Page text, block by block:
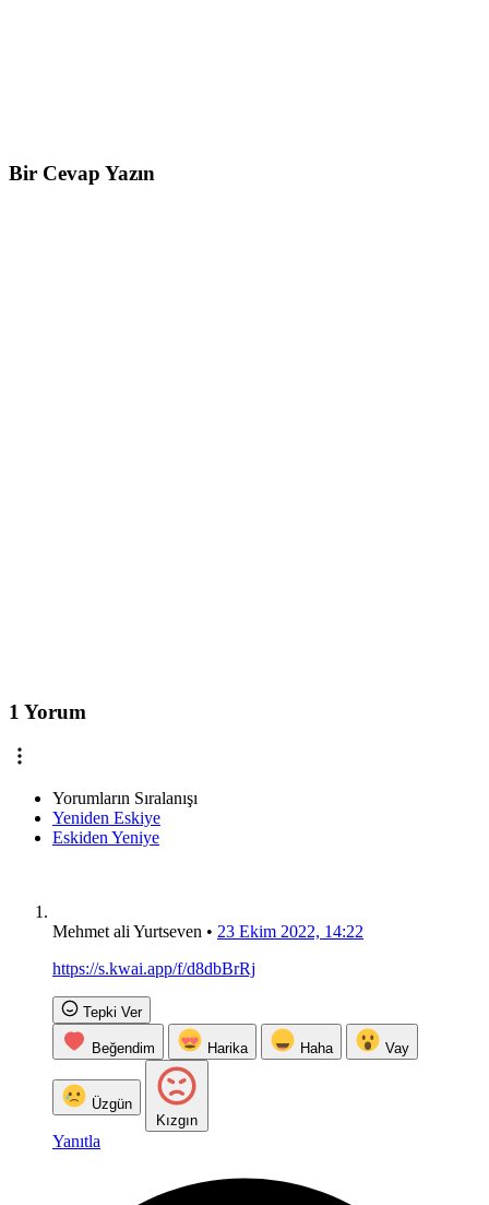
Bir Cevap Yazın
1 Yorum
Yorumların Sıralanışı
Yeniden Eskiye
Eskiden Yeniye
Mehmet ali Yurtseven • 23 Ekim 2022, 14:22
https://s.kwai.app/f/d8dbBrRj
Tepki Ver
Beğendim Harika Haha Vay
Üzgün
Kızgın
Yanıtla